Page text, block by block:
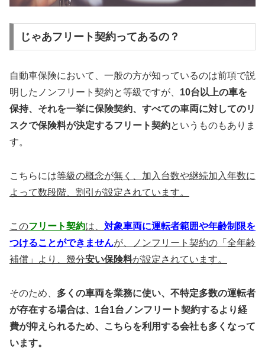
じゃあフリート契約ってあるの？
自動車保険において、一般の方が知っているのは前項で説
明したノンフリート契約と等級ですが、 10台以上の車を
保持、それを一挙に保険契約、すべての車両に対してのリ
スクで保険料が決定するフリート契約というものもありま
す。
こちらには等級の概念が無く、加入台数や継続加入年数に
よって数段階、割引が設定されています。
このフリート契約は、 対象車両に運転者範囲や年齢制限を
つけることができませんが、ノンフリート契約の「全年齢
補償」より、幾分安い保険料が設定されています。
そのため、 多くの車両を業務に使い、不特定多数の運転者
が存在する場合は、1台1台ノンフリート契約するより経
費が抑えられるため、こちらを利用する会社も多くなって
います。